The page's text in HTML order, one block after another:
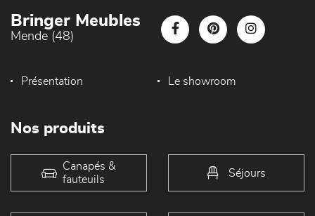
Bringer Meubles
Mende (48)
Présentation Le showroom
Nos produits
Canapés &
fauteuils
Séjours